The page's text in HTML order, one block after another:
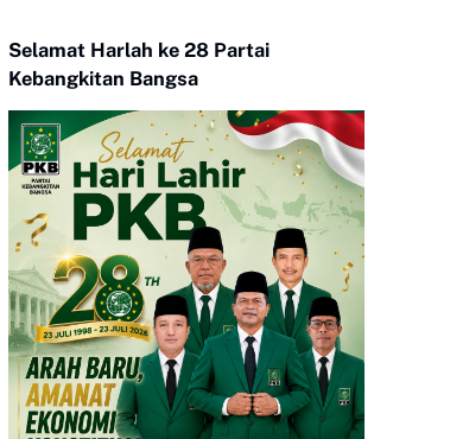
Selamat Harlah ke 28 Partai
Kebangkitan Bangsa